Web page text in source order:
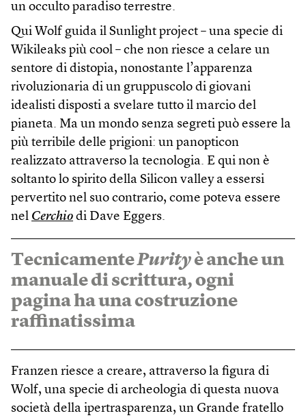
un occulto paradiso terrestre.
Qui Wolf guida il Sunlight project – una specie di
Wikileaks più cool – che non riesce a celare un
sentore di distopia, nonostante l’apparenza
rivoluzionaria di un gruppuscolo di giovani
idealisti disposti a svelare tutto il marcio del
pianeta. Ma un mondo senza segreti può essere la
più terribile delle prigioni: un panopticon
realizzato attraverso la tecnologia. E qui non è
soltanto lo spirito della Silicon valley a essersi
pervertito nel suo contrario, come poteva essere
nel Cerchio di Dave Eggers.
TecnicamentePurityè anche un
manuale di scrittura, ogni
pagina ha una costruzione
raffinatissima
Franzen riesce a creare, attraverso la figura di
Wolf, una specie di archeologia di questa nuova
società della ipertrasparenza, un Grande fratello